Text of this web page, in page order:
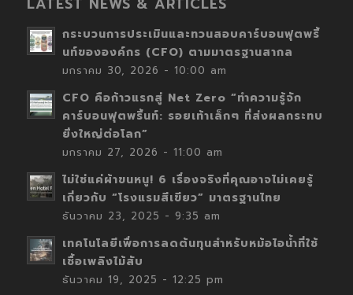
LATEST NEWS & ARTICLES
กระบวนการประเมินและทวนสอบคาร์บอนฟุตพริ้
นท์ขององค์กร (CFO) ตามมาตรฐานสากล
มกราคม 30, 2026 - 10:00 am
CFO คือก้าวแรกสู่ Net Zero “ทำความรู้จัก
คาร์บอนฟุตพริ้นท์: รอยเท้าเล็กๆ ที่ส่งผลกระทบ
ยิ่งใหญ่ต่อโลก”
มกราคม 27, 2026 - 11:00 am
ไม่ใช่แค่ผ้าขนหนู! 6 เรื่องจริงที่คุณอาจไม่เคยรู้
เกี่ยวกับ “โรงแรมสีเขียว” มาตรฐานไทย
ธันวาคม 23, 2025 - 9:35 am
เทคโนโลยีเพื่อการลดต้นทุนสำหรับหม้อไอน้ำที่ใช้
เชื้อเพลิงไม้สับ
ธันวาคม 19, 2025 - 12:25 pm